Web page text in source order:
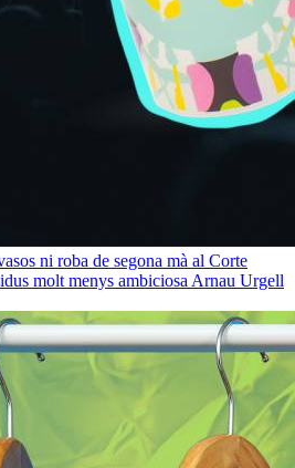
ni roba de segona mà al Corte
molt menys ambiciosa Arnau Urgell